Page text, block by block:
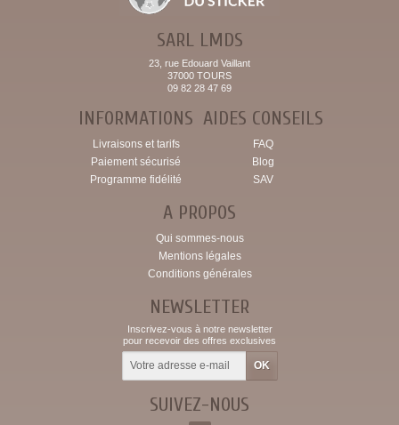
SARL LMDS
23, rue Edouard Vaillant
37000 TOURS
09 82 28 47 69
INFORMATIONS
Livraisons et tarifs
Paiement sécurisé
Programme fidélité
AIDES CONSEILS
FAQ
Blog
SAV
A PROPOS
Qui sommes-nous
Mentions légales
Conditions générales
NEWSLETTER
Inscrivez-vous à notre newsletter
pour recevoir des offres exclusives
SUIVEZ-NOUS